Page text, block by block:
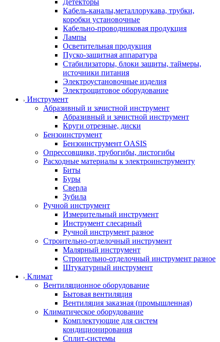
Детекторы
Кабель-каналы,металлорукава, трубки,
коробки установочные
Кабельно-проводниковая продукция
Лампы
Осветительная продукция
Пуско-защитная аппаратура
Стабилизаторы, блоки защиты, таймеры,
источники питания
Электроустановочные изделия
Электрощитовое оборудование
Инструмент
Абразивный и зачистной инструмент
Абразивный и зачистной инструмент
Круги отрезные, диски
Бензоинструмент
Бензоинструмент OASIS
Опрессовщики, трубогибы, листогибы
Расходные материалы к электроинструменту
Биты
Буры
Сверла
Зубила
Ручной инструмент
Измерительный инструмент
Инструмент слесарный
Ручной инструмент разное
Строительно-отделочный инструмент
Малярный инструмент
Строительно-отделочный инструмент разное
Штукатурный инструмент
Климат
Вентиляционное оборудование
Бытовая вентиляция
Вентиляция заказная (промышленная)
Климатическое оборудование
Комплектующие для систем
кондиционирования
Сплит-системы